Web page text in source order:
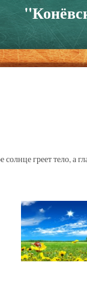
греет тело, а